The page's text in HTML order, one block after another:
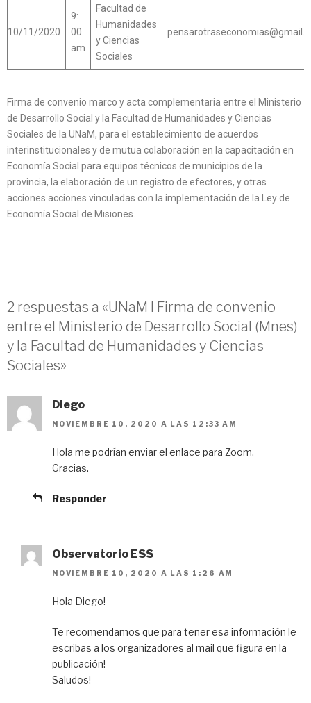
10/11/2020
9:
00
am
Facultad de
Humanidades
y Ciencias
Sociales
Firma de convenio marco y acta complementaria entre el Ministerio
de Desarrollo Social y la Facultad de Humanidades y Ciencias
Sociales de la UNaM, para el establecimiento de acuerdos
interinstitucionales y de mutua colaboración en la capacitación en
Economía Social para equipos técnicos de municipios de la
provincia, la elaboración de un registro de efectores, y otras
acciones acciones vinculadas con la implementación de la Ley de
Economía Social de Misiones.
2 respuestas a «UNaM I Firma de convenio
entre el Ministerio de Desarrollo Social (Mnes)
y la Facultad de Humanidades y Ciencias
Sociales»
Diego
NOVIEMBRE 10, 2020 A LAS 12:33 AM
Hola me podrían enviar el enlace para Zoom.
Gracias.
Responder
Observatorio ESS
NOVIEMBRE 10, 2020 A LAS 1:26 AM
Hola Diego!
Te recomendamos que para tener esa información le
escribas a los organizadores al mail que figura en la
publicación!
Saludos!